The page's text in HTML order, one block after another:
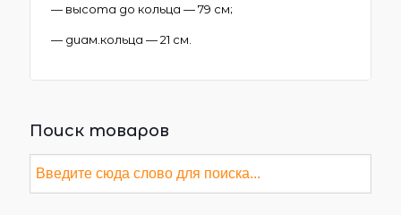
— высота до кольца — 79 см;
— диам.кольца — 21 см.
Поиск товаров